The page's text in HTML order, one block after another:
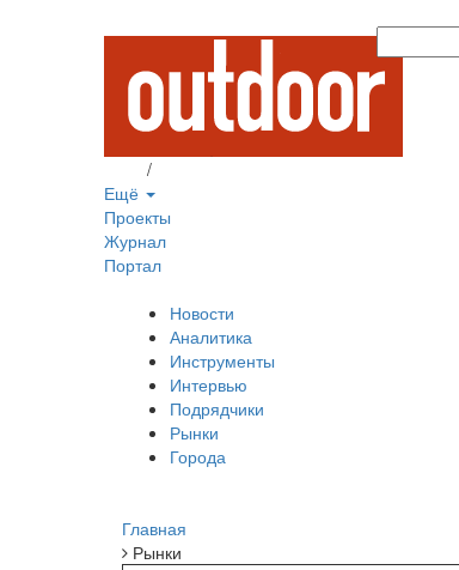
/
Ещё
Проекты
Журнал
Портал
Новости
Аналитика
Инструменты
Интервью
Подрядчики
Рынки
Города
Главная
Рынки